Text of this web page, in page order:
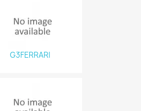
G3FERRARI